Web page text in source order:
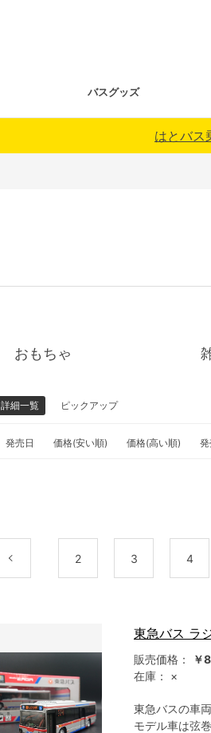
バスグッズ
はとバス
おもちゃ
詳細一覧 ピックアップ
発売日 価格(安い順) 価格(高い順)
2 3 4
東急バス ラ
販売価格：
￥
在庫：
×
東急バスの車
モデル車は弦